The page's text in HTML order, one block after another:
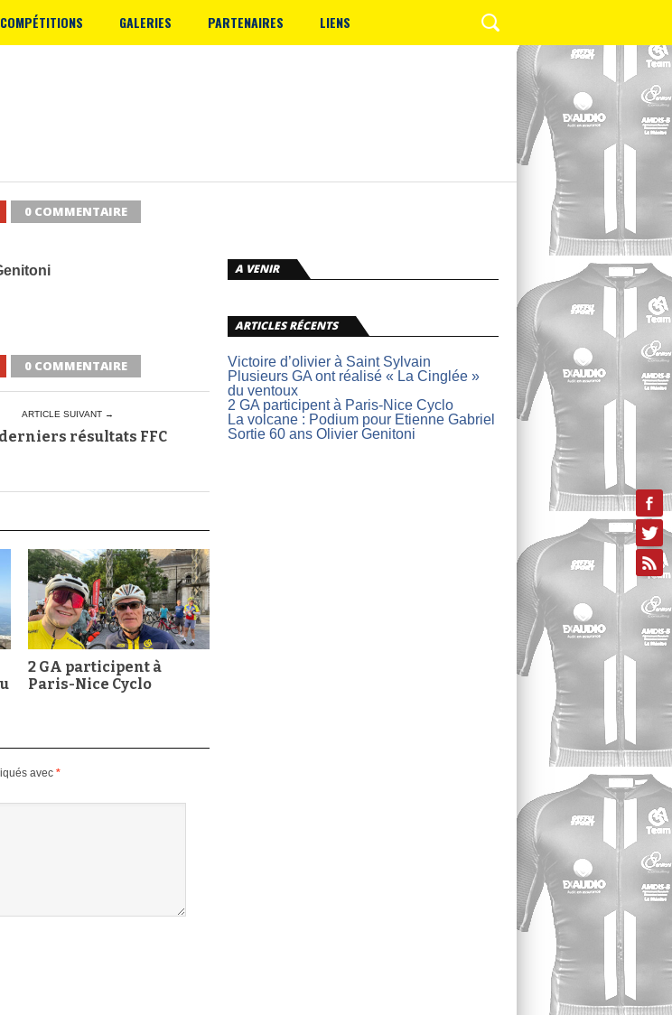
COMPÉTITIONS GALERIES PARTENAIRES LIENS
0 COMMENTAIRE
0 COMMENTAIRE
ARTICLE SUIVANT →
résultats FFC
2 GA participent à
Paris-Nice Cyclo
avec *
A VENIR
ARTICLES RÉCENTS
Victoire d’olivier à Saint Sylvain
Plusieurs GA ont réalisé « La Cinglée »
du ventoux
2 GA participent à Paris-Nice Cyclo
La volcane : Podium pour Etienne Gabriel
Sortie 60 ans Olivier Genitoni